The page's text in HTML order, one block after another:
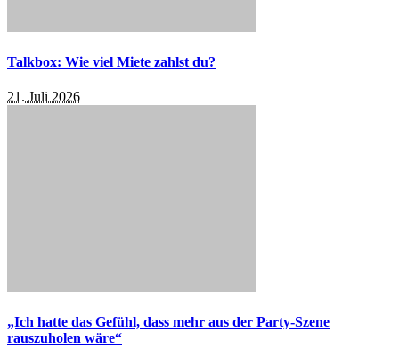
Talkbox: Wie viel Miete zahlst du?
21. Juli 2026
„Ich hatte das Gefühl, dass mehr aus der Party-Szene
rauszuholen wäre“